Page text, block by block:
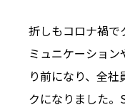
折しもコロナ禍で
ミュニケーショ
り前になり、全
クになりました